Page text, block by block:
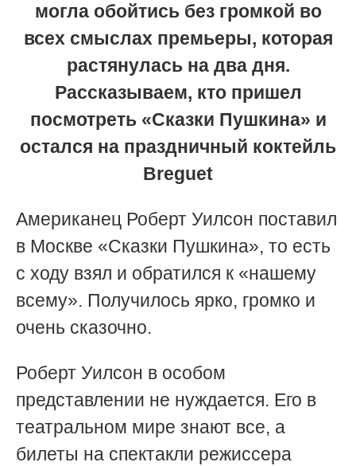
могла обойтись без громкой во
всех смыслах премьеры, которая
растянулась на два дня.
Рассказываем, кто пришел
посмотреть «Сказки Пушкина» и
остался на праздничный коктейль
Breguet
Американец Роберт Уилсон поставил
в Москве «Сказки Пушкина», то есть
с ходу взял и обратился к «нашему
всему». Получилось ярко, громко и
очень сказочно.
Роберт Уилсон в особом
представлении не нуждается. Его в
театральном мире знают все, а
билеты на спектакли режиссера